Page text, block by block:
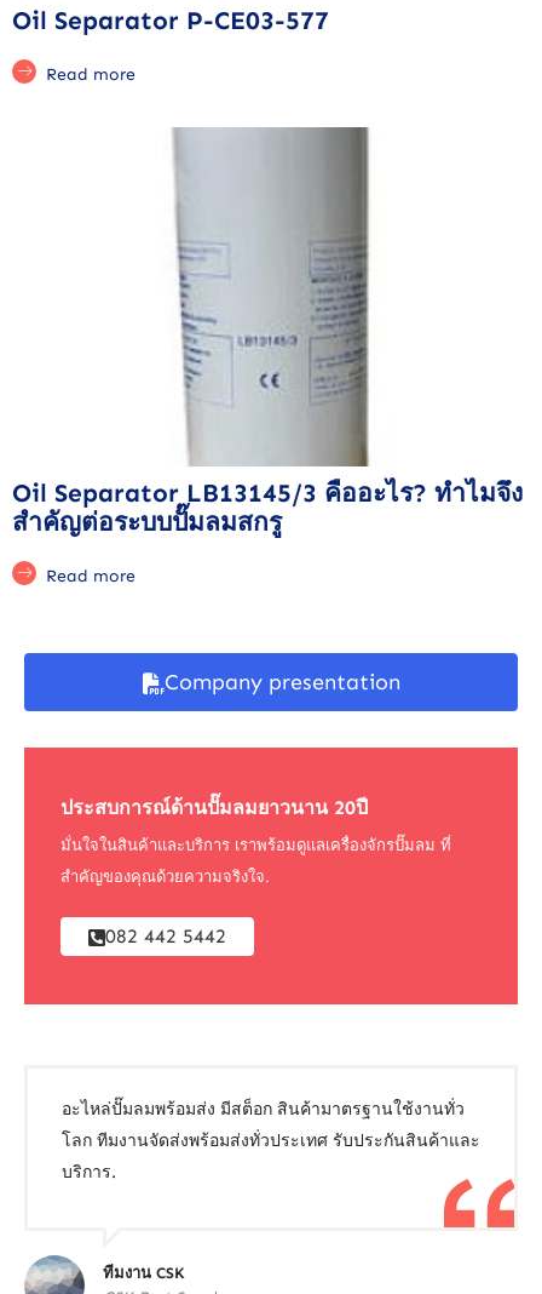
Oil Separator P-CE03-577
Read more
Oil Separator LB13145/3 คืออะไร? ทำไมจึง
สำคัญต่อระบบปั๊มลมสกรู
Read more
Company presentation
ประสบการณ์ด้านปั๊มลมยาวนาน 20ปี
มั่นใจในสินค้าและบริการ เราพร้อมดูแลเครื่องจักรปั๊มลม ที่
สำคัญของคุณด้วยความจริงใจ.
082 442 5442
อะไหล่ปั๊มลมพร้อมส่ง มีสต็อก สินค้ามาตรฐานใช้งานทั่ว
โลก ทีมงานจัดส่งพร้อมส่งทั่วประเทศ รับประกันสินค้าและ
บริการ.
ทีมงาน CSK